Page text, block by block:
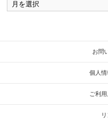
ー
カ
お問
個人
ご利